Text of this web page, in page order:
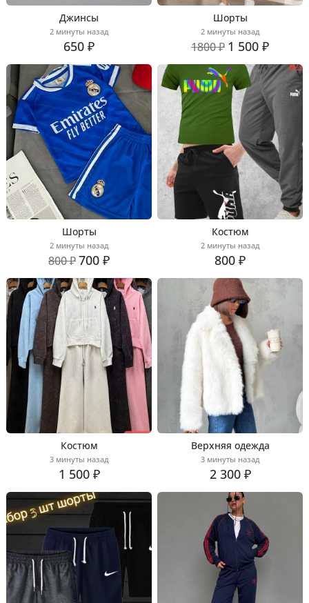
Джинсы
2 минуты назад
650 ₽
Шорты
2 минуты назад
1800 ₽ 1 500 ₽
Шорты
2 минуты назад
800 ₽700 ₽
Костюм
2 минуты назад
800 ₽
Костюм
3 минуты назад
1 500 ₽
Верхняя одежда
3 минуты назад
2 300 ₽